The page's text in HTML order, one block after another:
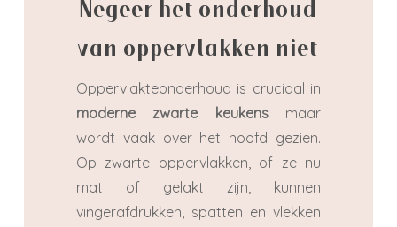
Negeer het onderhoud
van oppervlakken niet
Oppervlakteonderhoud is cruciaal in
moderne zwarte keukens maar
wordt vaak over het hoofd gezien.
Op zwarte oppervlakken, of ze nu
mat of gelakt zijn, kunnen
vingerafdrukken, spatten en vlekken